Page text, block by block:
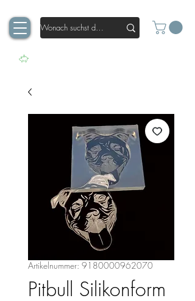
Artikelnummer: 9180000962070
Pitbull Silikonform